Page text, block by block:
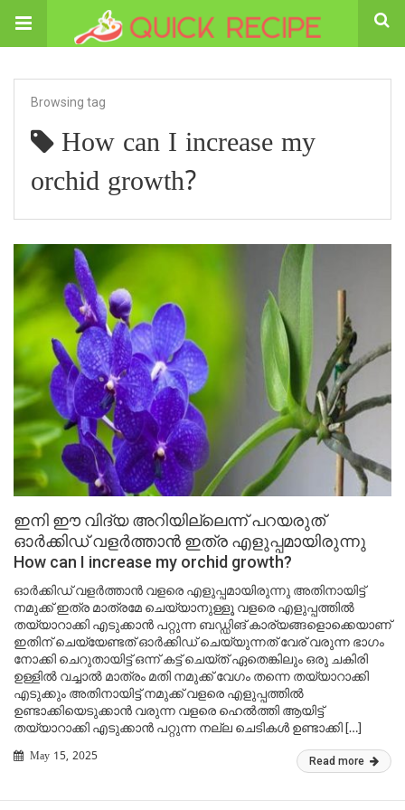
Browsing tag
How can I increase my
orchid growth?
ഇനി ഈ വിദ്യ അറിയില്ലെന്ന് പറയരുത്
ഓർക്കിഡ് വളർത്താൻ ഇത്ര എളുപ്പമായിരുന്നു
How can I increase my orchid growth?
ഓർക്കിഡ് വളർത്താൻ വളരെ എളുപ്പമായിരുന്നു അതിനായിട്ട്
നമുക്ക് ഇത്ര മാത്രമേ ചെയ്യാനുള്ളൂ വളരെ എളുപ്പത്തിൽ
തയ്യാറാക്കി എടുക്കാൻ പറ്റുന്ന ബഡ്ഡിങ് കാര്യങ്ങളൊക്കെയാണ്
ഇതിന് ചെയ്യേണ്ടത് ഓർക്കിഡ് ചെയ്യുന്നത് വേര് വരുന്ന ഭാഗം
നോക്കി ചെറുതായിട്ട് ഒന്ന് കട്ട് ചെയ്ത് ഏതെങ്കിലും ഒരു ചകിരി
ഉള്ളിൽ വച്ചാൽ മാത്രം മതി നമുക്ക് വേഗം തന്നെ തയ്യാറാക്കി
എടുക്കും അതിനായിട്ട് നമുക്ക് വളരെ എളുപ്പത്തിൽ
ഉണ്ടാക്കിയെടുക്കാൻ വരുന്ന വളരെ ഹെൽത്തി ആയിട്ട്
തയ്യാറാക്കി എടുക്കാൻ പറ്റുന്ന നല്ല ചെടികൾ ഉണ്ടാക്കി […]
May 15, 2025 Read more